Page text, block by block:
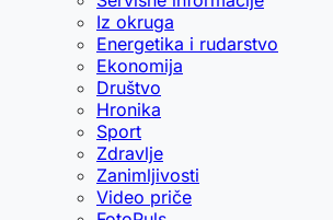
Iz okruga
Energetika i rudarstvo
Ekonomija
Društvo
Hronika
Sport
Zdravlje
Zanimljivosti
Video priče